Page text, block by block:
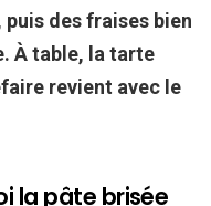
des fraises bien
À table, la tarte
revient avec le
la pâte brisée